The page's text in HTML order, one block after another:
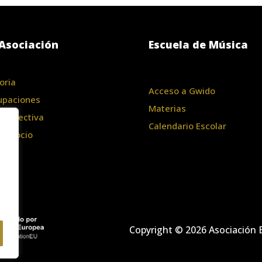
Directiva
Socio
Escuela de Música
Acceso a Gwido
Materias
Calendario Escolar
Copyright © 2026 Asociación